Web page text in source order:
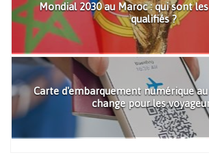
Mondial 2030 au Maroc : qui sont
qualifiés ?
Carte d'embarquement numérique
change pour les